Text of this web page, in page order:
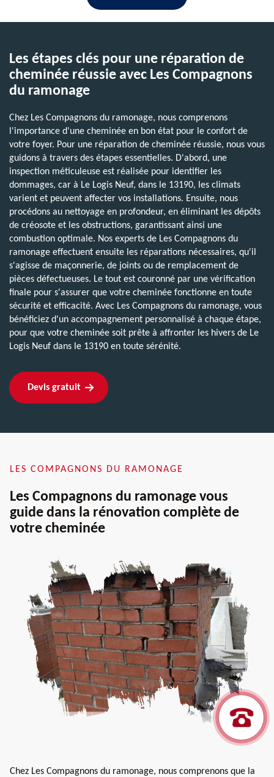
Les étapes clés pour une réparation de
cheminée réussie avec Les Compagnons
du ramonage
Chez Les Compagnons du ramonage, nous comprenons
l'importance d'une cheminée en bon état pour le confort de
votre foyer. Pour une réparation de cheminée réussie, nous vous
guidons à travers des étapes essentielles. D'abord, une
inspection méticuleuse est réalisée pour identifier les
dommages, car à Le Logis Neuf, dans le 13190, les climats
varient et peuvent affecter vos installations. Ensuite, nous
procédons au nettoyage en profondeur, en éliminant les dépôts
de créosote et les obstructions, garantissant ainsi une
combustion optimale. Nos experts de Les Compagnons du
ramonage effectuent ensuite les réparations nécessaires, qu'il
s'agisse de maçonnerie, de joints ou de remplacement de
pièces défectueuses. Le tout est couronné par une vérification
finale pour s'assurer que votre cheminée fonctionne en toute
sécurité et efficacité. Avec Les Compagnons du ramonage, vous
bénéficiez d'un accompagnement personnalisé à chaque étape,
pour que votre cheminée soit prête à affronter les hivers de Le
Logis Neuf dans le 13190 en toute sérénité.
Devis gratuit
LES COMPAGNONS DU RAMONAGE
Les Compagnons du ramonage vous
guide dans la rénovation complète de
votre cheminée
Chez Les Compagnons du ramonage, nous comprenons que la